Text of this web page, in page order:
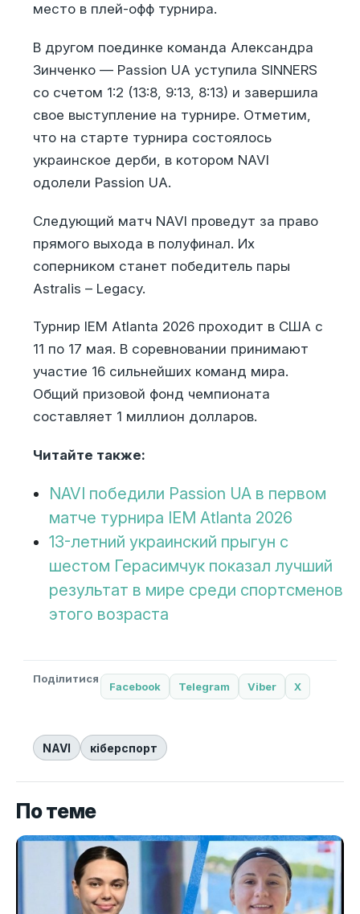
место в плей-офф турнира.
В другом поединке команда Александра
Зинченко — Passion UA уступила SINNERS
со счетом 1:2 (13:8, 9:13, 8:13) и завершила
свое выступление на турнире. Отметим,
что на старте турнира состоялось
украинское дерби, в котором NAVI
одолели Passion UA.
Следующий матч NAVI проведут за право
прямого выхода в полуфинал. Их
соперником станет победитель пары
Astralis – Legacy.
Турнир IEM Atlanta 2026 проходит в США с
11 по 17 мая. В соревновании принимают
участие 16 сильнейших команд мира.
Общий призовой фонд чемпионата
составляет 1 миллион долларов.
Читайте также:
NAVI победили Passion UA в первом
матче турнира IEM Atlanta 2026
13-летний украинский прыгун с
шестом Герасимчук показал лучший
результат в мире среди спортсменов
этого возраста
Поділитися
Facebook Telegram Viber X
NAVI кіберспорт
По теме